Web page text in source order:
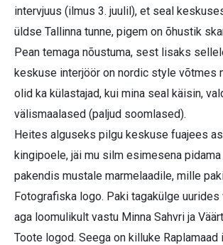
intervjuus (ilmus 3. juulil), et seal
üldse Tallinna tunne, pigem on õhustik
Pean temaga nõustuma, sest lisaks
keskuse interjöör on nordic style võtmes
olid ka külastajad, kui mina seal käisin,
välismaalased (paljud soomlased).
Heites alguseks pilgu keskuse fuajees
kingipoele, jäi mu silm esimesena
pakendis mustale marmelaadile, mille
Fotografiska logo. Paki tagakülge
aga loomulikult vastu Minna Sahvri ja
Toote logod. Seega on killuke Raplamaad